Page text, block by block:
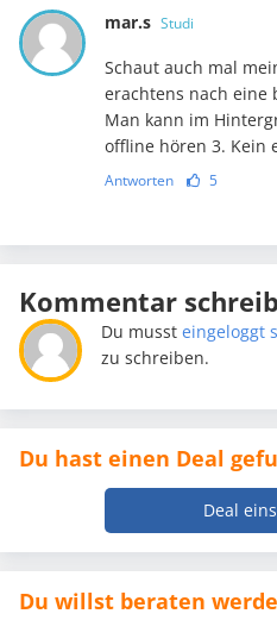
mar.s Studi
Schaut auch mal
erachtens nach eine
Man kann im
offline hören 3. Kein
Antworten 5
Kommentar
Du mussteingeloggt
zu schreiben.
Du hast einen Deal
Deal
Du willst beraten